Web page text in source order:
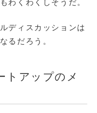
わくわくしそうだ。
ディスカッションは
るだろう。
トアップのメ